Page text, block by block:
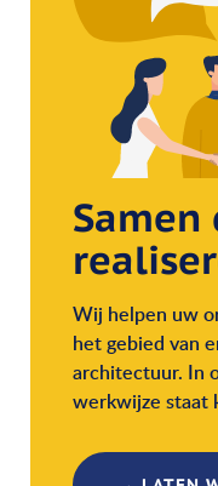
Wij helpen uw
het gebied van
architectuur. In
werkwijze staat